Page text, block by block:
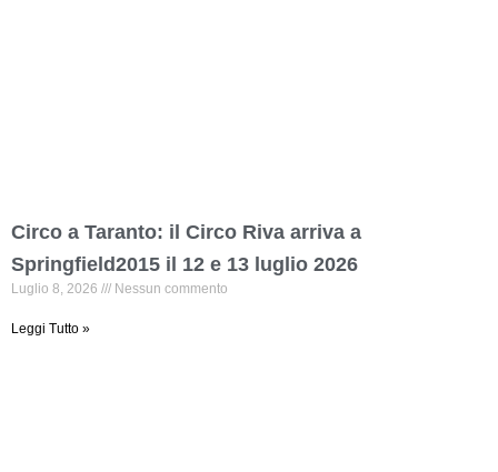
Circo a Taranto: il Circo Riva arriva a
Springfield2015 il 12 e 13 luglio 2026
Luglio 8, 2026 Nessun commento
Leggi Tutto »